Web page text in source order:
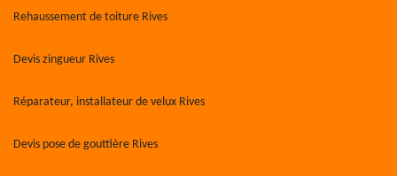
Rehaussement de toiture Rives
Devis zingueur Rives
Réparateur, installateur de velux Rives
Devis pose de gouttière Rives